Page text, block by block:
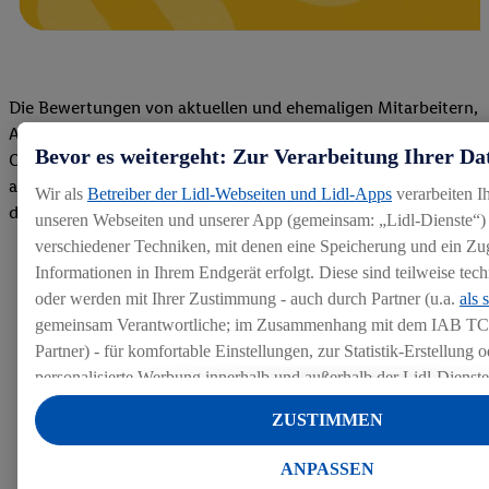
Die Bewertungen von aktuellen und ehemaligen Mitarbeitern,
Azubis und externen Bewerbern haben uns zu einer Top
Company gemacht. Wir freuen uns über unseren guten Score
auf dem Arbeitgeber-Bewertungsportal kununu.Hier geht's zu
den Bewertungen
Bevor es weitergeht: Zur Verarbeitung Ihrer
Wir als Betreiber der Lidl-Webseiten und Lidl-Apps verarbeiten
unseren Webseiten und unserer App (gemeinsam: „Lidl-
verschiedener Techniken, mit denen eine Speicherung und ein
Informationen in Ihrem Endgerät erfolgt. Diese sind teilweise
oder werden mit Ihrer Zustimmung - auch durch Partner (u.a. als
gemeinsam Verantwortliche; im Zusammenhang mit dem IAB
Partner) - für komfortable Einstellungen, zur Statistik-Erstellung
personalisierte Werbung innerhalb und außerhalb der Lidl-
Datenverarbeitungen für personalisierte Werbung werden
Werbung auszusteuern und um Dritten die Ausspielung von
ANPASSEN
ZUSTIMMEN